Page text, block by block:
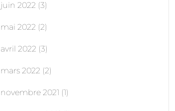
juin 2022 (3)
mai 2022 (2)
avril 2022 (3)
mars 2022 (2)
novembre 2021 (1)